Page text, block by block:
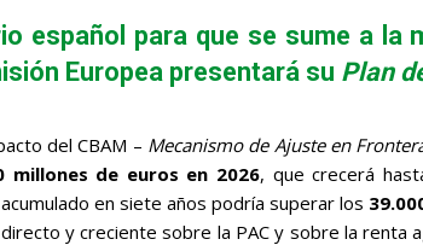
español para que se sume a la
Europea presentará su Plan
del CBAM – Mecanismo de Ajuste en
millones de euros en 2026, que crecerá
en siete años podría superar los
y creciente sobre la PAC y sobre la renta